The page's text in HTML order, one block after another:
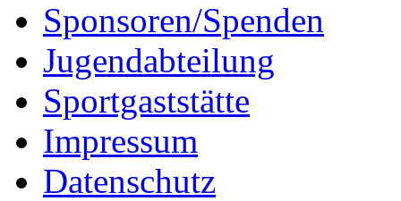
Sponsoren/Spenden
Jugendabteilung
Sportgaststätte
Impressum
Datenschutz